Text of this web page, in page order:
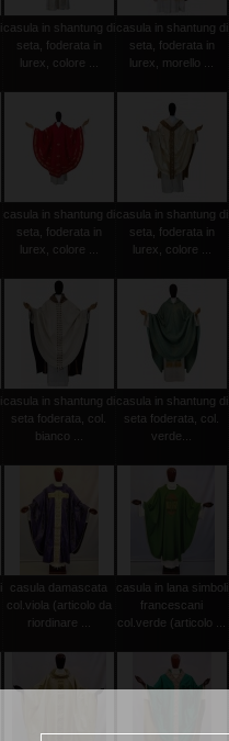
casula in shantung di
seta, foderata in
lurex, colore ...
casula in shantung di
seta, foderata in
lurex, morello ...
casula in shantung di
seta, foderata in
lurex, colore ...
casula in shantung di
seta, foderata in
lurex, colore ...
casula in shantung di
seta foderata, col.
bianco ...
casula in shantung di
seta foderata, col.
verde...
casula damascata
col.viola (articolo da
riordinare ...
casula in lana simboli
francescani
col.verde (articolo ...